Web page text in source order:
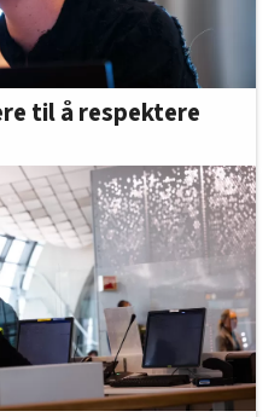
til å respektere